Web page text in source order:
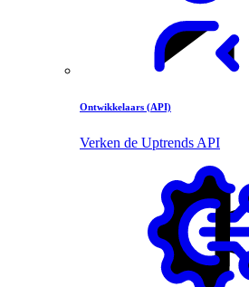
Ontwikkelaars (API)
Verken de Uptrends API